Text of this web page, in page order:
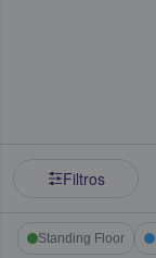
Filtros
Standing Floor